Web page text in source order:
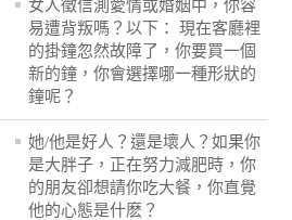
女人徵信測愛情或婚姻中，你容
易遭背叛嗎？以下： 現在客廳裡
的掛鐘忽然故障了，你要買一個
新的鐘，你會選擇哪一種形狀的
鐘呢？
她/他是好人？還是壞人？如果你
是大胖子，正在努力減肥時，你
的朋友卻想請你吃大餐，你直覺
他的心態是什麽？